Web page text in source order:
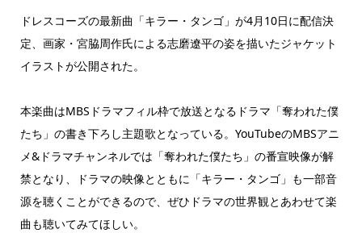
ドレスコーズの最新曲「キラー・タンゴ」が4月10日に配信決
定、画家・宮脇周作氏による志磨遼平の姿を描いたジャケット
イラストが公開された。
本楽曲はMBSドラマフィル枠で放送となるドラマ「奪われた僕
たち」の書き下ろし主題歌となっている。YouTubeのMBSアニ
メ&ドラマチャンネルでは「奪われた僕たち」の番宣映像が解
禁となり、ドラマの映像とともに「キラー・タンゴ」も一部音
源を聴くことができるので、ぜひドラマの世界観とあわせて楽
曲も聴いてみてほしい。